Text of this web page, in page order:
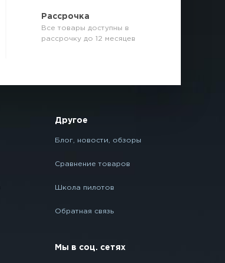
Рассрочка
Все товары доступны в
рассрочку до 12 месяцев
Другое
Блог, новости, обзоры
Сравнение товаров
Школа пилотов
Обратная связь
Мы в соц. сетях